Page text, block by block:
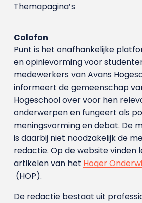
Themapagina’s
Colofon
Punt is het onafhankelijke
en opinievorming voor
medewerkers van Avans
informeert de gemeenschap
Hogeschool over voor hen
onderwerpen en fungeert als
meningsvorming en debat. De
is daarbij niet noodzakelijk de
redactie. Op de website vinden
artikelen van het Hoger
(HOP).
De redactie bestaat uit